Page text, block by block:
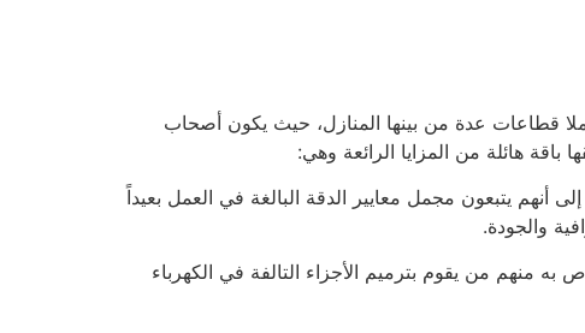
قطاعات عدة من بينها المنازل، حيث يكون أصحاب
هائلة من المزايا الرائعة وهي:
يتبعون مجمل معايير الدقة البالغة في العمل بعيداً
والجودة.
منهم من يقوم بترميم الأجزاء التالفة في الكهرباء